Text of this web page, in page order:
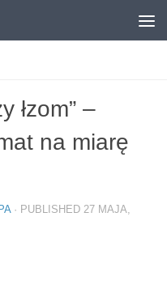
łzom” –
na miarę
· PUBLISHED 27 MAJA,